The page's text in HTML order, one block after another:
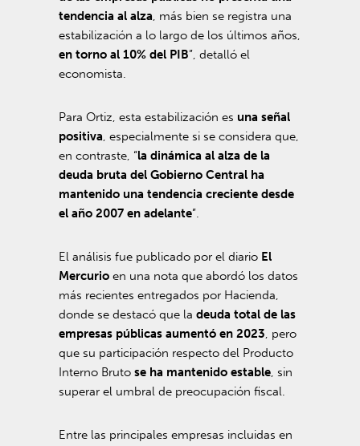
tendencia al alza, más bien se registra una
estabilización a lo largo de los últimos años,
en torno al 10% del PIB”, detalló el
economista.
Para Ortiz, esta estabilización es una señal
positiva, especialmente si se considera que,
en contraste, “la dinámica al alza de la
deuda bruta del Gobierno Central ha
mantenido una tendencia creciente desde
el año 2007 en adelante”.
El análisis fue publicado por el diario El
Mercurio en una nota que abordó los datos
más recientes entregados por Hacienda,
donde se destacó que ladeuda total de las
empresas públicas aumentó en 2023, pero
que su participación respecto del Producto
Interno Brutose ha mantenido estable, sin
superar el umbral de preocupación fiscal.
Entre las principales empresas incluidas en